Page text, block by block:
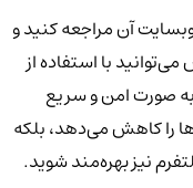
آن مراجعه کنید و
با استفاده از
صورت امن و سریع
را کاهش می‌دهد، بلکه
نیز بهره‌مند شوید.